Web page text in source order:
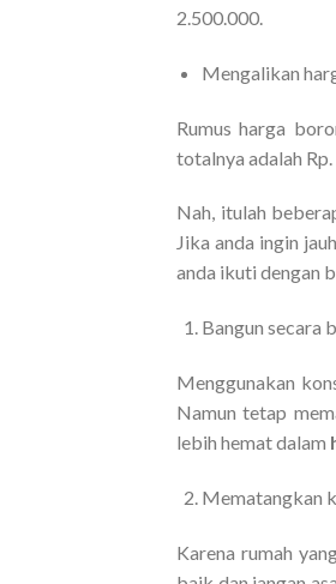
2.500.000.
Mengalikan
Rumus harga
totalnya adalah
Nah, itulah
Jika anda ingin
anda ikuti dengan
Bangun secara
Menggunakan
Namun tetap
lebih hemat dalam
Mematangkan
Karena rumah